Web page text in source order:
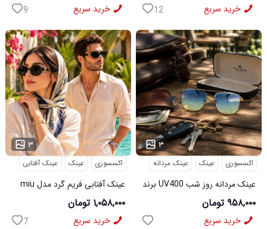
خرید سریع 9 خرید سریع 12
۳ ...
اکسسوری عینک عینک آفتابی
عینک آفتابی فریم گرد مدل miu
miu
۱,۰۵۸,۰۰۰ تومان
خرید سریع 7
۳ ...
اکسسوری عینک عینک مردانه
عینک مردانه روز شب UV400 برند
میباخ
۹۵۸,۰۰۰ تومان
خرید سریع